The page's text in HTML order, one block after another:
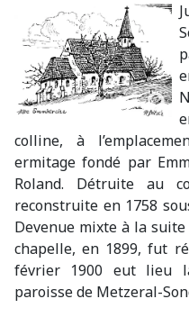
colline, à
ermitage fondé par
Roland. Détruite au
reconstruite en 1758
Devenue mixte à la
chapelle, en 1899, fut
février 1900 eut lieu
paroisse de Metzeral-